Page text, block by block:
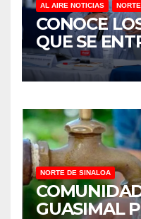
AL AIRE NOTICIAS
CONOCE
QUE SE
JUAN JOSÉ
NORTE DE SINALOA
GUASIMAL